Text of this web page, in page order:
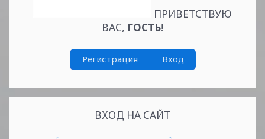
ПРИВЕТСТВУЮ
ВАС, ГОСТЬ!
Регистрация Вход
ВХОД НА САЙТ